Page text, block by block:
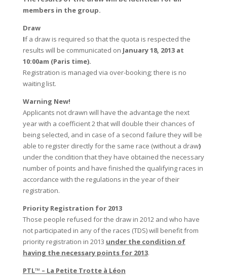
members in the group.
Draw
If a draw is required so that the quota is respected the
results will be communicated on January 18, 2013 at
10:00am (Paris time).
Registration is managed via over-booking; there is no
waiting list.
Warning New!
Applicants not drawn will have the advantage the next
year with a coefficient 2 that will double their chances of
being selected, and in case of a second failure they will be
able to register directly for the same race (without a draw)
under the condition that they have obtained the necessary
number of points and have finished the qualifying races in
accordance with the regulations in the year of their
registration.
Priority Registration for 2013
Those people refused for the draw in 2012 and who have
not participated in any of the races (TDS) will benefit from
priority registration in 2013 under the condition of
having the necessary points for 2013.
PTL™ – La Petite Trotte à Léon